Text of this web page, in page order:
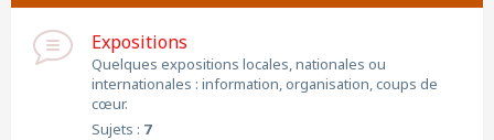
Expositions
Quelques expositions locales, nationales ou
internationales : information, organisation, coups de
cœur.
Sujets : 7